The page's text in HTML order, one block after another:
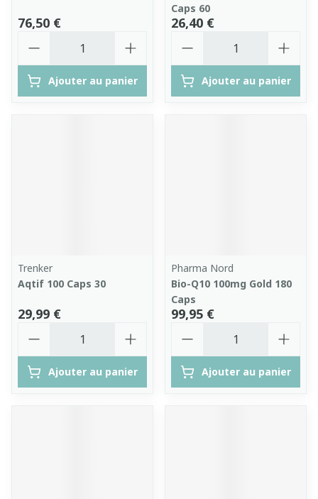
76,50 €
Ajouter au panier
Caps 60
26,40 €
Ajouter au panier
Trenker
Aqtif 100 Caps 30
29,99 €
Ajouter au panier
Pharma Nord
Bio-Q10 100mg Gold 180
Caps
99,95 €
Ajouter au panier